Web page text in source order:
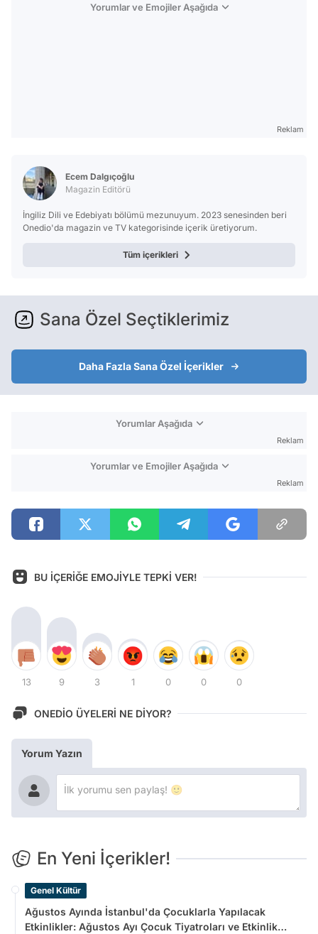
Yorumlar ve Emojiler Aşağıda
Reklam
Ecem Dalgıçoğlu
Magazin Editörü
İngiliz Dili ve Edebiyatı bölümü mezunuyum. 2023 senesinden beri
Onedio'da magazin ve TV kategorisinde içerik üretiyorum.
Tüm içerikleri
Sana Özel Seçtiklerimiz
Daha Fazla Sana Özel İçerikler
Yorumlar Aşağıda
Reklam
Yorumlar ve Emojiler Aşağıda
Reklam
BU İÇERİĞE EMOJİYLE TEPKİ VER!
13 9 3 1 0 0 0
ONEDİO ÜYELERİ NE DİYOR?
Yorum Yazın
En Yeni İçerikler!
Genel Kültür
Ağustos Ayında İstanbul'da Çocuklarla Yapılacak
Etkinlikler: Ağustos Ayı Çocuk Tiyatroları ve Etkinlik